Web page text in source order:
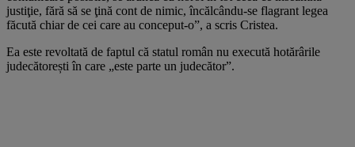
justiţie, fără să se ţină cont de nimic, încălcându-se flagrant legea
făcută chiar de cei care au conceput-o”, a scris Cristea.
Ea este revoltată de faptul că statul român nu execută hotărârile
judecătorești în care „este parte un judecător”.